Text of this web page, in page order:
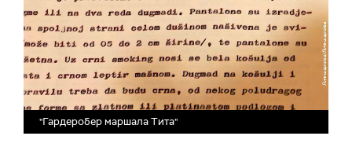
"Гардеробер маршала Тита"